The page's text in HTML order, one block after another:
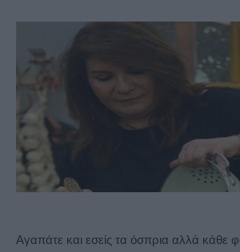
Αγαπάτε και εσείς τα όσπρια αλλά κάθε